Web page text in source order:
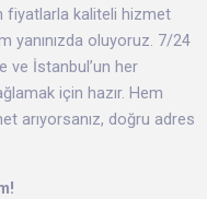
fiyatlarla kaliteli hizmet
yanınızda oluyoruz. 7/24
ve İstanbul’un her
için hazır. Hem
arıyorsanız, doğru adres